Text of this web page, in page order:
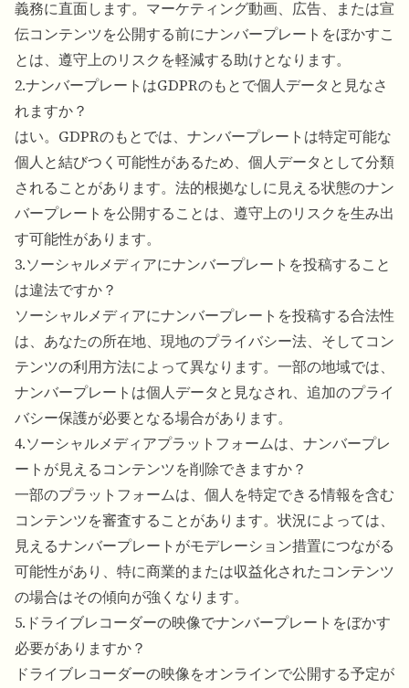
義務に直面します。マーケティング動画、広告、または宣
伝コンテンツを公開する前にナンバープレートをぼかすこ
とは、遵守上のリスクを軽減する助けとなります。
2.ナンバープレートはGDPRのもとで個人データと見なさ
れますか？
はい。GDPRのもとでは、ナンバープレートは特定可能な
個人と結びつく可能性があるため、個人データとして分類
されることがあります。法的根拠なしに見える状態のナン
バープレートを公開することは、遵守上のリスクを生み出
す可能性があります。
3.ソーシャルメディアにナンバープレートを投稿すること
は違法ですか？
ソーシャルメディアにナンバープレートを投稿する合法性
は、あなたの所在地、現地のプライバシー法、そしてコン
テンツの利用方法によって異なります。一部の地域では、
ナンバープレートは個人データと見なされ、追加のプライ
バシー保護が必要となる場合があります。
4.ソーシャルメディアプラットフォームは、ナンバープレ
ートが見えるコンテンツを削除できますか？
一部のプラットフォームは、個人を特定できる情報を含む
コンテンツを審査することがあります。状況によっては、
見えるナンバープレートがモデレーション措置につながる
可能性があり、特に商業的または収益化されたコンテンツ
の場合はその傾向が強くなります。
5.ドライブレコーダーの映像でナンバープレートをぼかす
必要がありますか？
ドライブレコーダーの映像をオンラインで公開する予定が